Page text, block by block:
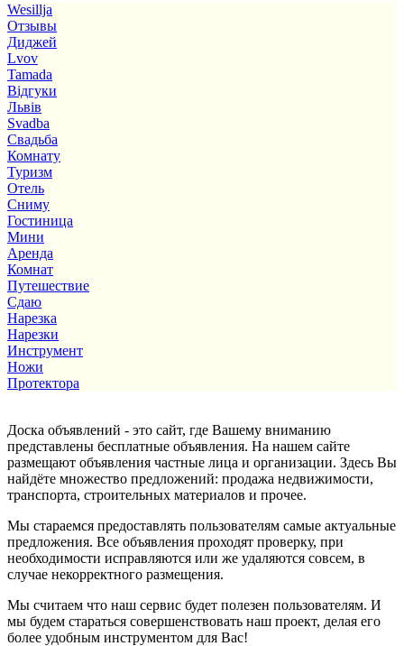
Wesillja
Отзывы
Диджей
Lvov
Tamada
Відгуки
Львів
Svadba
Свадьба
Комнату
Туризм
Отель
Сниму
Гостиница
Мини
Аренда
Комнат
Путешествие
Сдаю
Нарезка
Нарезки
Инструмент
Ножи
Протектора
Доска объявлений - это сайт, где Вашему вниманию
представлены бесплатные объявления. На нашем сайте
размещают объявления частные лица и организации. Здесь Вы
найдёте множество предложений: продажа недвижимости,
транспорта, строительных материалов и прочее.
Мы стараемся предоставлять пользователям самые актуальные
предложения. Все объявления проходят проверку, при
необходимости исправляются или же удаляются совсем, в
случае некорректного размещения.
Мы считаем что наш сервис будет полезен пользователям. И
мы будем стараться совершенствовать наш проект, делая его
более удобным инструментом для Вас!